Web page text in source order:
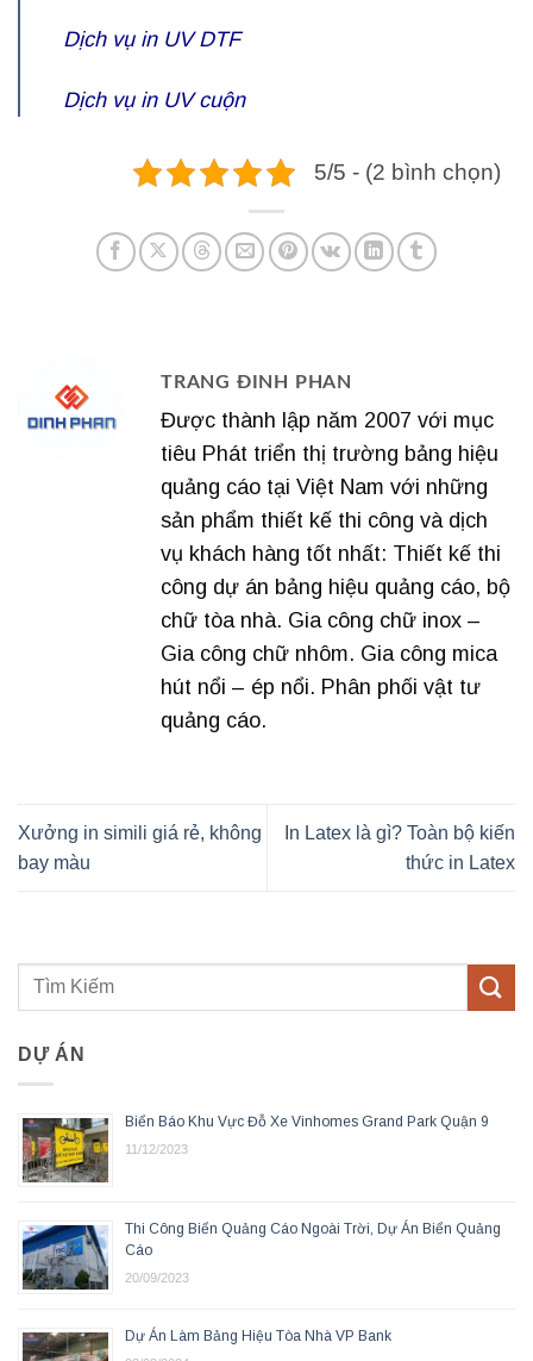
Dịch vụ in UV DTF
Dịch vụ in UV cuộn
5/5 - (2 bình chọn)
TRANG ĐINH PHAN
Được thành lập năm 2007 với mục
tiêu Phát triển thị trường bảng hiệu
quảng cáo tại Việt Nam với những
sản phẩm thiết kế thi công và dịch
vụ khách hàng tốt nhất: Thiết kế thi
công dự án bảng hiệu quảng cáo, bộ
chữ tòa nhà. Gia công chữ inox –
Gia công chữ nhôm. Gia công mica
hút nổi – ép nổi. Phân phối vật tư
quảng cáo.
Xưởng in simili giá rẻ, không
bay màu
In Latex là gì? Toàn bộ kiến
thức in Latex
DỰ ÁN
Biển Báo Khu Vực Đỗ Xe Vinhomes Grand Park Quận 9
11/12/2023
Thi Công Biển Quảng Cáo Ngoài Trời, Dự Án Biển Quảng
Cáo
20/09/2023
Dự Án Làm Bảng Hiệu Tòa Nhà VP Bank